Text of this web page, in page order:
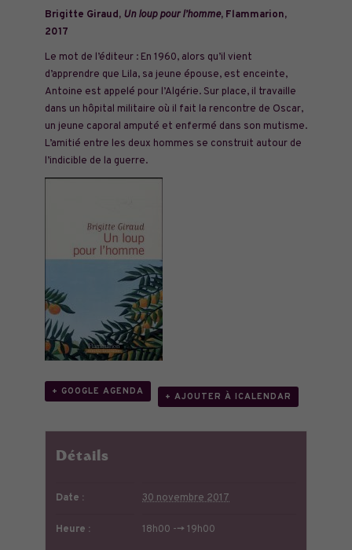
Brigitte Giraud, Un loup pour l’homme, Flammarion,
2017
Le mot de l’éditeur : En 1960, alors qu’il vient
d’apprendre que Lila, sa jeune épouse, est enceinte,
Antoine est appelé pour l’Algérie. Sur place, il travaille
dans un hôpital militaire où il fait la rencontre de Oscar,
un jeune caporal amputé et enfermé dans son mutisme.
L’amitié entre les deux hommes se construit autour de
l’indicible de la guerre.
+ GOOGLE AGENDA
+ AJOUTER À ICALENDAR
Détails
Date : 30 novembre 2017
Heure : 18h00 --> 19h00